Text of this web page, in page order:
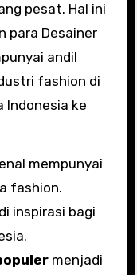
pesat. Hal ini
para Desainer
andil
fashion di
Indonesia ke
mempunyai
fashion.
inspirasi bagi
menjadi